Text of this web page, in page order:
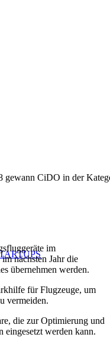
gewann CiDO in der
im
nächsten Jahr die
übernehmen werden.
für Flugzeuge, um
vermeiden.
die zur Optimierung und
eingesetzt werden kann.